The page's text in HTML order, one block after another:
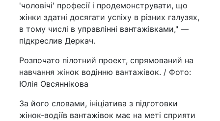
'чоловічі' професії і продемонструвати, що
жінки здатні досягати успіху в різних галузях,
в тому числі в управлінні вантажівками," —
підкреслив Деркач.
Розпочато пілотний проект, спрямований на
навчання жінок водінню вантажівок. / Фото:
Юлія Овсяннікова
За його словами, ініціатива з підготовки
жінок-водіїв вантажівок має на меті сприяти